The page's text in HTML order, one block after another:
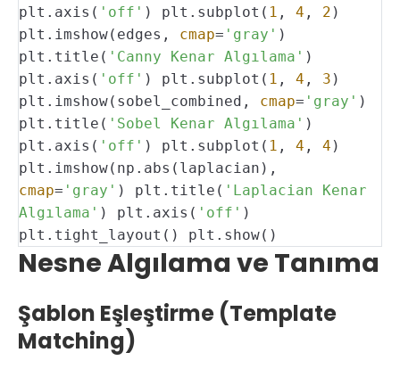
plt.axis( 'off' ) plt.subplot( 1 , 4 , 2 )
plt.imshow(edges, cmap= 'gray' )
plt.title( 'Canny Kenar Algılama' )
plt.axis( 'off' ) plt.subplot( 1 , 4 , 3 )
plt.imshow(sobel_combined, cmap= 'gray' )
plt.title( 'Sobel Kenar Algılama' )
plt.axis( 'off' ) plt.subplot( 1 , 4 , 4 )
plt.imshow(np.abs(laplacian),
cmap= 'gray' ) plt.title( 'Laplacian Kenar
Algılama' ) plt.axis( 'off' )
plt.tight_layout()
plt.show()
Nesne Algılama ve Tanıma
Şablon Eşleştirme (Template
Matching)